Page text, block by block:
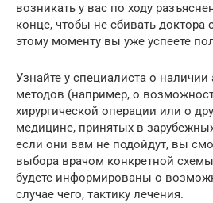
возникать у вас по ходу
конце, чтобы не сбивать
этому моменту вы уже успеете
Узнайте у специалиста о наличии
методов (например, о
хирургической операции или о
медицине, принятых в
если они вам не подойдут, вы
выбора врачом конкретной
будете информированы о
случае чего, тактику лечения.